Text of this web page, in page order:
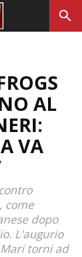
AL
VA
come
dopo
L'augurio
torni ad